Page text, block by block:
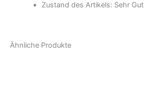
Zustand des Artikels: Sehr Gut
Ähnliche Produkte